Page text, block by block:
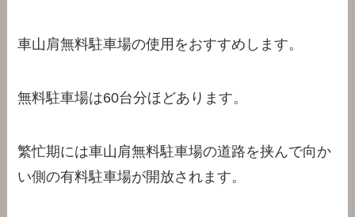
車山肩無料駐車場の使用をおすすめします。
無料駐車場は60台分ほどあります。
繁忙期には車山肩無料駐車場の道路を挟んで向か
い側の有料駐車場が開放されます。